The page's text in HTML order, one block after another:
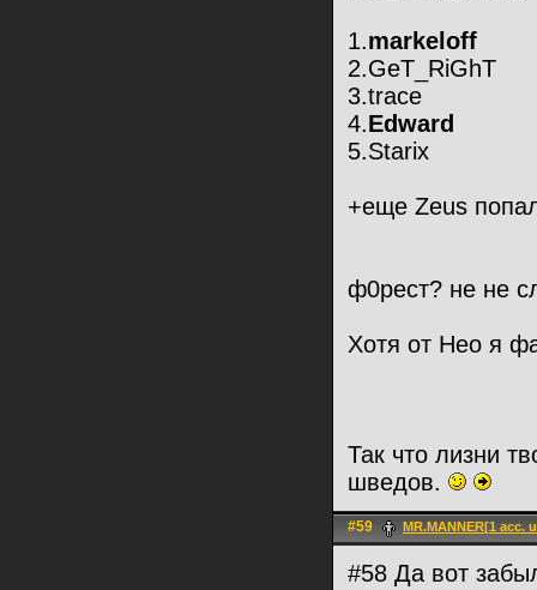
1.markeloff
2.GeT_RiGhT
3.trace
4.Edward
5.Starix
+еще Zeus
ф0рест? не не
Хотя от Нео я
Так что лизни
шведов.
#59 MR.MANNER[1 acc.
#58 Да вот